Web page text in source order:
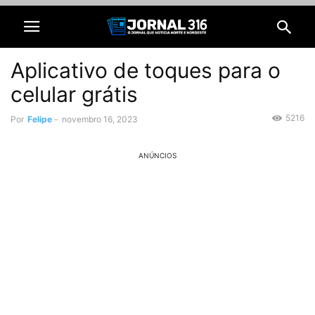
Aplicativo de toques para o
celular grátis
Por Felipe - novembro 16, 2023 5216
ANÚNCIOS